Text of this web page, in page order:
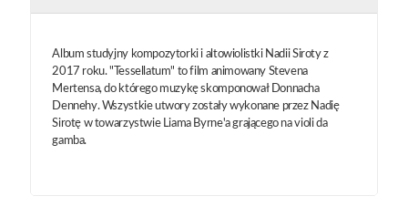
Album studyjny kompozytorki i altowiolistki Nadii Siroty z
2017 roku. "Tessellatum" to film animowany Stevena
Mertensa, do którego muzykę skomponował Donnacha
Dennehy. Wszystkie utwory zostały wykonane przez Nadię
Sirotę w towarzystwie Liama Byrne'a grającego na violi da
gamba.